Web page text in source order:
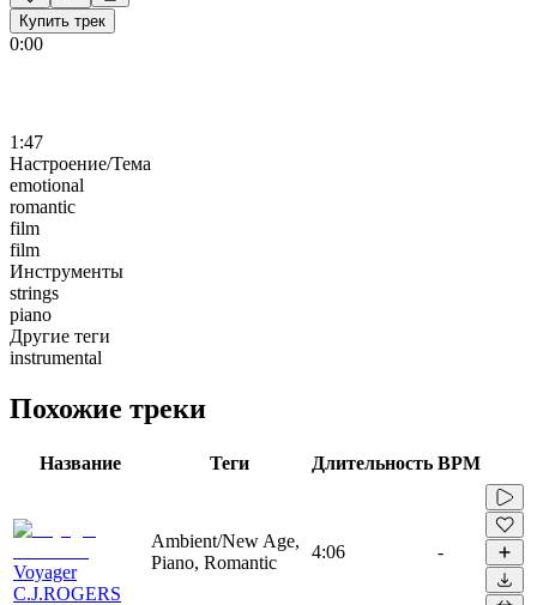
Купить трек
0:00
1:47
Настроение/Тема
emotional
romantic
film
film
Инструменты
strings
piano
Другие теги
instrumental
Похожие треки
Название Теги Длительность BPM
Voyager
C.J.ROGERS
Ambient/New Age,
Piano, Romantic
4:06 -